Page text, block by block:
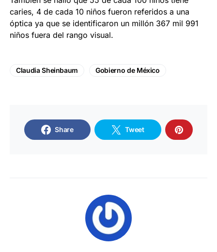
caries, 4 de cada 10 niños fueron referidos a una
óptica ya que se identificaron un millón 367 mil 991
niños fuera del rango visual.
Claudia Sheinbaum Gobierno de México
Share Tweet